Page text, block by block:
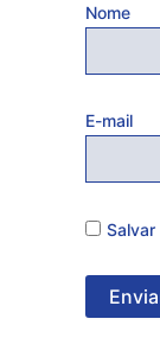
Nome
E-mail